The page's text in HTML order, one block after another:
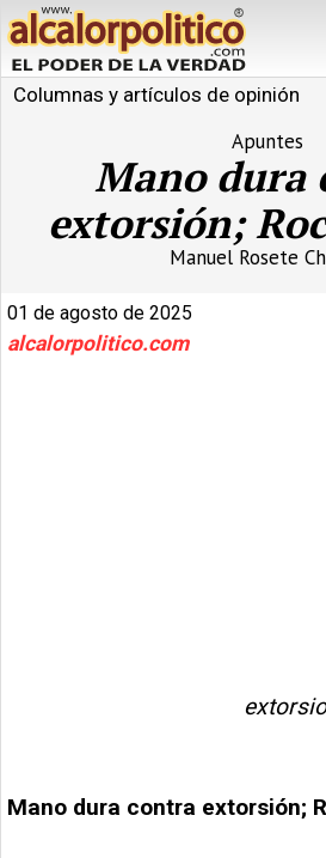
Columnas y artículos de opinión
Apuntes
Mano dura
extorsión;
Manuel Rosete
01 de agosto de 2025
alcalorpolitico.com
Mano dura contra extorsión;